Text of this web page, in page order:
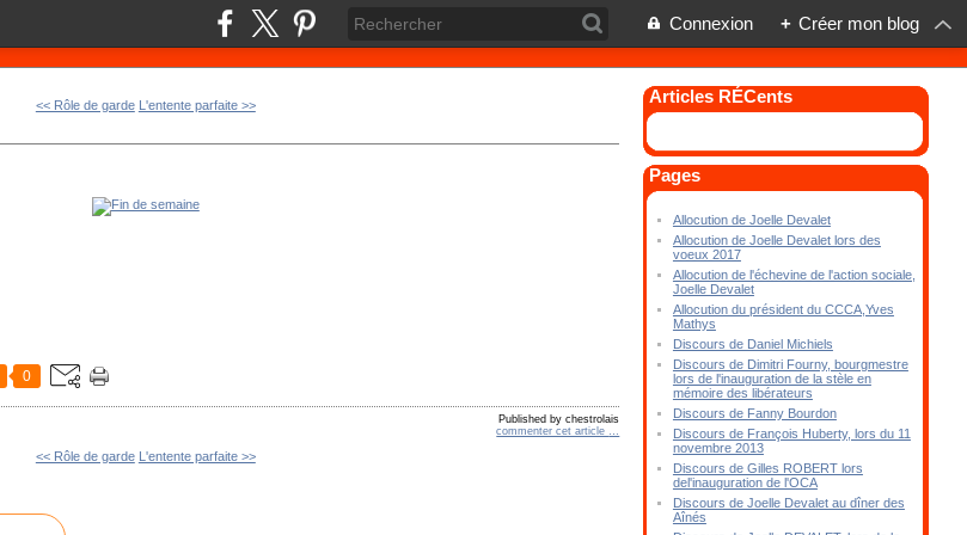
Connexion + Créer mon blog
<< Rôle de garde L'entente parfaite >>
0
Published by chestrolais
commenter cet article
<< Rôle de garde L'entente parfaite >>
Articles RÉCents
Pages
Allocution de Joelle Devalet
Allocution de Joelle Devalet lors des
voeux 2017
Allocution de l'échevine de l'action sociale,
Joelle Devalet
Allocution du président du CCCA,Yves
Mathys
Discours de Daniel Michiels
Discours de Dimitri Fourny, bourgmestre
lors de l'inauguration de la stèle en
mémoire des libérateurs
Discours de Fanny Bourdon
Discours de François Huberty, lors du 11
novembre 2013
Discours de Gilles ROBERT lors
del'inauguration de l'OCA
Discours de Joelle Devalet au dîner des
Aînés